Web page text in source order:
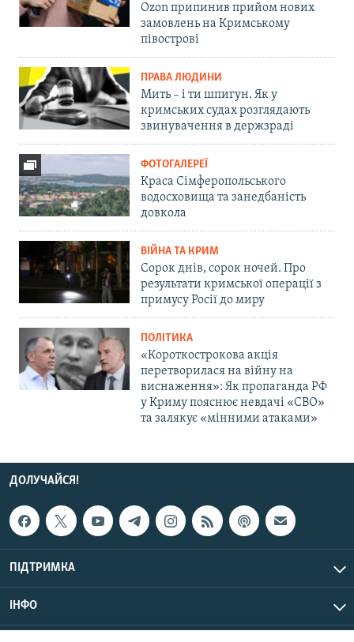
Ozon припинив прийом нових
замовлень на Кримському
півострові
ПРАВА ЛЮДИНИ
Мить – і ти шпигун. Як у
кримських судах розглядають
звинувачення в держзраді
ФОТОГАЛЕРЕЇ
Краса Сімферопольського
водосховища та занедбаність
довкола
ВІЙНА ТА КРИМ
Сорок днів, сорок ночей. Про
результати кримської операції з
примусу Росії до миру
ПОЛІТИКА
«Короткострокова акція
перетворилася на війну на
виснаження»: Як пропаганда РФ
у Криму пояснює невдачі «СВО»
та залякує «мінними атаками»
ДОЛУЧАЙСЯ!
ПІДТРИМКА
ІНФО